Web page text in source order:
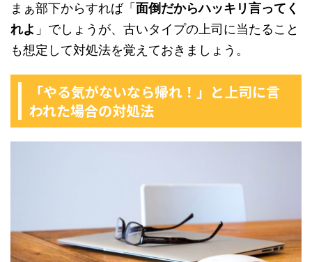
まぁ部下からすれば「 面倒だからハッキリ言ってく
れよ 」でしょうが、古いタイプの上司に当たること
も想定して対処法を覚えておきましょう。
「やる気がないなら帰れ！」と上司に言
われた場合の対処法